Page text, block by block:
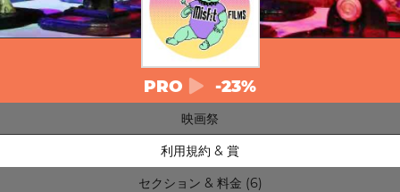
PRO -23%
映画祭
利用規約 & 賞
セクション & 料金 (6)